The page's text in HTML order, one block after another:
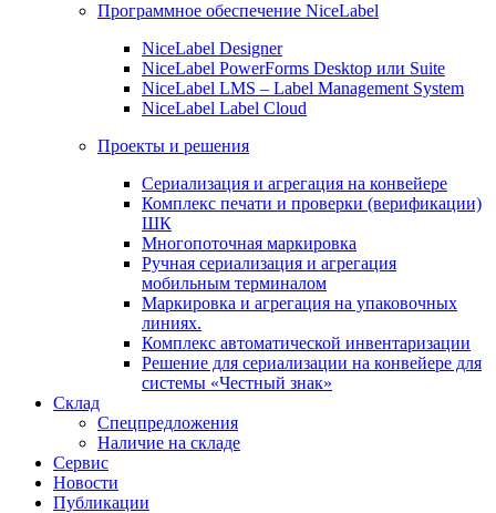
Программное обеспечение NiceLabel
NiceLabel Designer
NiceLabel PowerForms Desktop или Suite
NiceLabel LMS – Label Management System
NiceLabel Label Cloud
Проекты и решения
Сериализация и агрегация на конвейере
Комплекс печати и проверки (верификации)
ШК
Многопоточная маркировка
Ручная сериализация и агрегация
мобильным терминалом
Маркировка и агрегация на упаковочных
линиях.
Комплекс автоматической инвентаризации
Решение для сериализации на конвейере для
системы «Честный знак»
Склад
Спецпредложения
Наличие на складе
Сервис
Новости
Публикации